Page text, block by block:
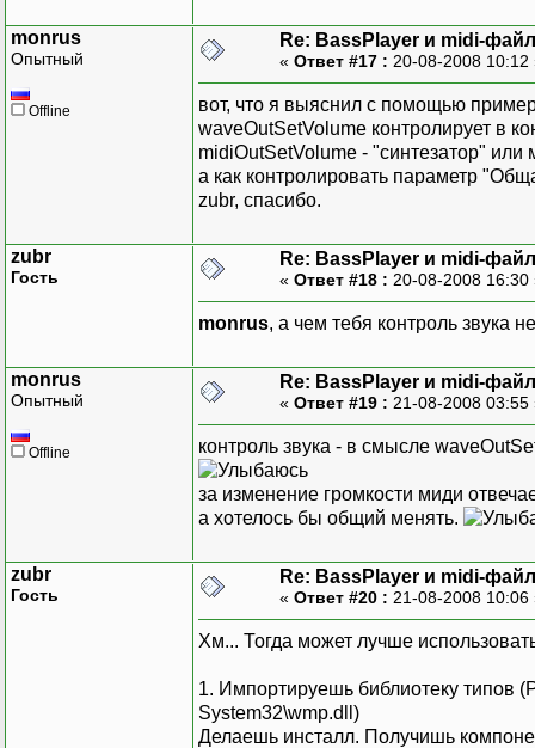
monrus
Опытный
Offline
Re: BassPlayer и midi-
« Ответ #17 : 20-08-2008
вот, что я выяснил с помощью
waveOutSetVolume контролирует в
midiOutSetVolume - "синтезатор" или
а как контролировать параметр
zubr, спасибо.
zubr
Гость
Re: BassPlayer и midi-
« Ответ #18 : 20-08-2008
monrus, а чем тебя контроль звука
monrus
Опытный
Offline
Re: BassPlayer и midi-
« Ответ #19 : 21-08-2008
контроль звука - в смысле
за изменение громкости миди
а хотелось бы общий менять.
zubr
Гость
Re: BassPlayer и midi-
« Ответ #20 : 21-08-2008
Хм... Тогда может лучше
1. Импортируешь библиотеку типов
System32\wmp.dll)
Делаешь инсталл. Получишь